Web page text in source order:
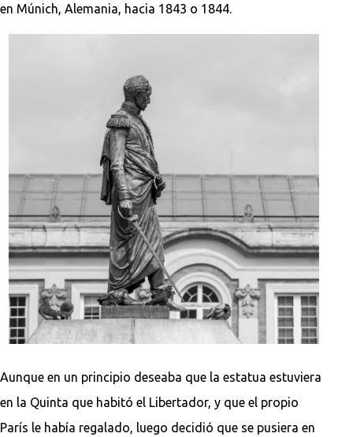
en Múnich, Alemania, hacia 1843 o 1844.
Aunque en un principio deseaba que la estatua estuviera
en la Quinta que habitó el Libertador, y que el propio
París le había regalado, luego decidió que se pusiera en